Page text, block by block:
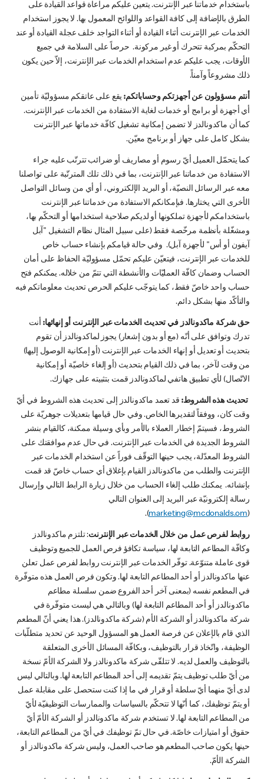
باستخدام خدماتنا عبر الإنترنت. يتعين عليكم مراعاة قواعد القيادة على
الطرق بالإضافة إلى كافة القواعد واللوائح المعمول بها. لا يجوز استخدام
الخدمات عبر الإنترنت أثناء القيادة أو أثناء التواجد خلف عجلة القيادة أو عند
التحكّم بمركبة تتحرك أو غير مركونة. حرصاً على السلامة في جميع
الأوقات، يجب عليكم عدم استخدام الخدمات عبر الإنترنت، إلاّ حين يكون
ذلك مشروعاً وآمناً.
أنتم مسؤولون عن أجهزتكم وحساباتكم: يقع على عاتقكم مسؤوليّة تأمين
أي أجهزة أو برامج أو خدمات لغاية الاستفادة من الخدمات عبر الإنترنت.
كما أن ماكدونالدز لا تضمن إمكانية تشغيل كافّة خدماتها عبر الإنترنت
بشكل كامل على جهاز أو برنامج معيّن.
كما يتحمّل العميل أيّ رسوم أو مصاريف أو ضرائب تترتّب عليه جراء
الاستفادة من خدماتنا عبر الإنترنت، بما في ذلك تلك المترتّبة على تواصلنا
معه عبر الرسائل النصيّة، أو البريد الإلكتروني، أو أي من وسائل التواصل
الأخرى التي يختارها. فبإمكانكم الاستفادة من خدماتنا عبر الإنترنت
باستخدامكم لأجهزة تملكونها أو لديكم صلاحية استخدامها أو التحكّم بها،
ومشغّلة بأنظمة مرخّصة فقط (على سبيل المثال نظام التشغيل "آبل
آيفون أو أس" لأجهزة آبل). وفي حالة قيامكم بإنشاء حساب خاص
للخدمات عبر الإنترنت، فيتعيّن عليكم تحمّل مسؤوليّة الحفاظ على أمان
الحساب وضمان كافّة العمليّات والأنشطة التي تتمّ من خلاله. يمكنكم فتح
حساب واحد خاصّ فقط، كما يتوجّب عليكم الحرص تحديث معلوماتكم فيه
والتأكّد منها بشكل دائم.
حق شركة ماكدونالدز في تحديث الخدمات عبر الإنترنت أو إنهائها: أنت
تدرك وتوافق على أنّه (مع أو بدون إشعار) يجوز لماكدونالدز أن تقوم
بتحديث أو تعديل أو إنهاء الخدمات عبر الإنترنت (أو إمكانية الوصول إليها)
من وقت لآخر، بما في ذلك القيام بتحديث (أو إلغاء خاصيّة أو إمكانية
الاتّصال) لأي تطبيق هاتفي لماكدونالدز قمت بتثبيته على جهازك.
تحديث هذه الشروط: قد تعمد ماكدونالدز إلى تحديث هذه الشروط في أيّ
وقت كان، ووفقاً لتقديرها الخاص. وفي حال قيامها بتعديلات جوهريّة على
الشروط، فسيتمّ إخطار العملاء بالأمر وبأي وسيلة ممكنة، كالقيام بنشر
الشروط الجديدة في الخدمات عبر الإنترنت. في حال عدم موافقتك على
الشروط المعدّلة، يجب حينها التوقّف فوراً عن استخدام الخدمات عبر
الإنترنت والطلب من ماكدونالدز القيام بإغلاق أي حساب خاصّ قد قمت
بإنشائه. يمكنك طلب إلغاء الحساب من خلال زيارة الرابط التالي وإرسال
رسالة إلكترونيّة عبر البريد إلى العنوان التالي
(
marketing@mcdonalds.om
).
روابط لفرص عمل من خلال الخدمات عبر الإنترنت: تلتزم ماكدونالدز
وكافّة المطاعم التابعة لها، سياسة تكافؤ فرص العمل للجميع وتوظيف
قوى عاملة متنوّعة. توفّر الخدمات عبر الإنترنت روابط لفرص عمل تعلن
عنها ماكدونالدز أو أحد المطاعم التابعة لها. وتكون فرص العمل هذه متوفّرة
في المطعم نفسه (بمعنى آخر أحد الفروع ضمن سلسلة مطاعم
ماكدونالدز أو أحد المطاعم التابعة لها) وبالتالي هي ليست متوفّرة في
شركة ماكدونالدز أو الشركة الأم (شركة ماكدونالدز). هذا يعني أنّ المطعم
الذي قام بالإعلان عن فرصة العمل هو المسؤول الوحيد عن تحديد متطلّبات
الوظيفة، واتّخاذ قرار بالتوظيف، وبكافّة المسائل الأخرى المتعلقة
بالتوظيف والعمل لديه. لا تتلقّى شركة ماكدونالدز ولا الشركة الأمّ نسخة
من أيّ طلب توظيف يتمّ تقديمه إلى أحد المطاعم التابعة لها. وبالتالي ليس
لدى أيّ منهما أيّ سلطة أو قرار في ما إذا كنت ستحصل على مقابلة عمل
أو يتمّ توظيفك، كما أنّها لا تتحكّم بالسياسات والممارسات التوظيفيّة لأيّ
من المطاعم التابعة لها. لا تستخدم شركة ماكدونالدز أو الشركة الأمّ أيّ
حقوق أو امتيازات خاصّة. في حال تمّ توظيفك في أيّ من المطاعم التابعة،
حينها يكون صاحب المطعم هو صاحب العمل، وليس شركة ماكدونالدز أو
الشركة الأمّ.